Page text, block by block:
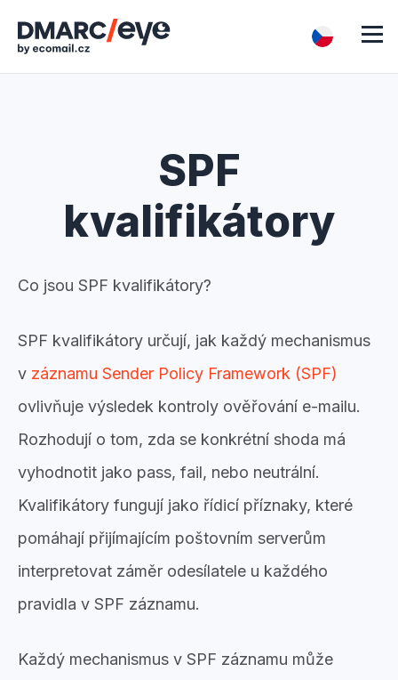
SPF
kvalifikátory
Co jsou SPF kvalifikátory?
SPF kvalifikátory určují, jak každý mechanismus
v záznamu Sender Policy Framework (SPF)
ovlivňuje výsledek kontroly ověřování e-mailu.
Rozhodují o tom, zda se konkrétní shoda má
vyhodnotit jako pass, fail, nebo neutrální.
Kvalifikátory fungují jako řídicí příznaky, které
pomáhají přijímajícím poštovním serverům
interpretovat záměr odesílatele u každého
pravidla v SPF záznamu.
Každý mechanismus v SPF záznamu může